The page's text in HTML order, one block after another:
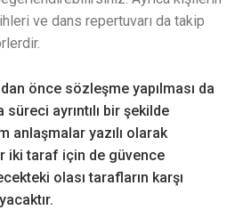
​​ve dans repertuvarı da takip
önce sözleşme yapılması da
ayrıntılı bir şekilde
anlaşmalar yazılı olarak
iki taraf için de güvence
olası tarafların karşı